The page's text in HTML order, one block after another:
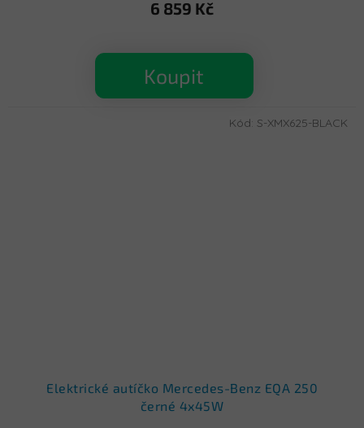
6 859 Kč
Koupit
Elektrické autíčko Mercedes-Benz EQA 250
černé 4x45W
Kód: S-XMX625-BLACK